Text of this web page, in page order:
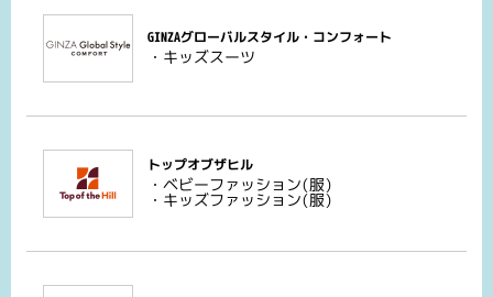
GINZAグローバルスタイル・コンフォート
・キッズスーツ
トップオブザヒル
・ベビーファッション(服)
・キッズファッション(服)